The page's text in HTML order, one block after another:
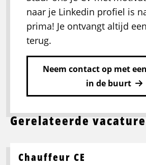
naar je Linkedin profiel is
prima! Je ontvangt altijd
terug.
Neem contact op met
in de buurt
Gerelateerde
Chauffeur CE